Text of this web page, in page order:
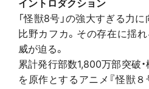
「怪獣8号」の強大すぎる力
比野カフカ。その存在に揺
威が迫る。
累計発行部数1,800万部突破
を原作とするアニメ『怪獣